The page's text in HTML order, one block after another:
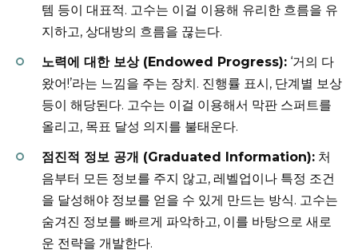
템 등이 대표적. 고수는 이걸 이용해 유리한 흐름을 유
지하고, 상대방의 흐름을 끊는다.
노력에 대한 보상 (Endowed Progress): ‘거의 다
왔어!’라는 느낌을 주는 장치. 진행률 표시, 단계별 보상
등이 해당된다. 고수는 이걸 이용해서 막판 스퍼트를
올리고, 목표 달성 의지를 불태운다.
점진적 정보 공개 (Graduated Information): 처
음부터 모든 정보를 주지 않고, 레벨업이나 특정 조건
을 달성해야 정보를 얻을 수 있게 만드는 방식. 고수는
숨겨진 정보를 빠르게 파악하고, 이를 바탕으로 새로
운 전략을 개발한다.